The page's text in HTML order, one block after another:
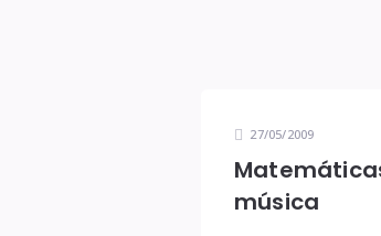
27/05/2009
música